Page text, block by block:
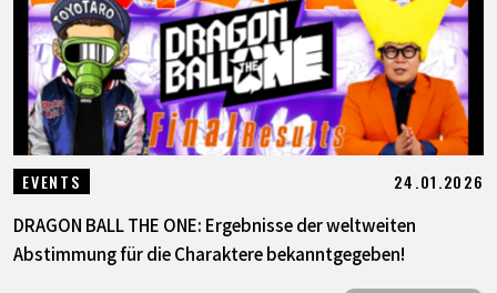
EVENTS 24.01.2026
DRAGON BALL THE ONE: Ergebnisse der weltweiten
Abstimmung für die Charaktere bekanntgegeben!